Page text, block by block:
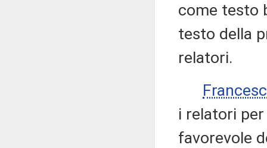
come testo
testo della
relatori.
i relatori
favorevole